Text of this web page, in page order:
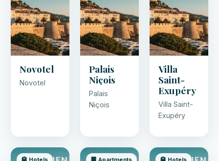
Novotel
Novotel
Palais
Niçois
Palais
Niçois
Villa
Saint-
Exupéry
Villa Saint-
Exupéry
🏨 Hotels 🏢 Apartments 🏨 Hotels